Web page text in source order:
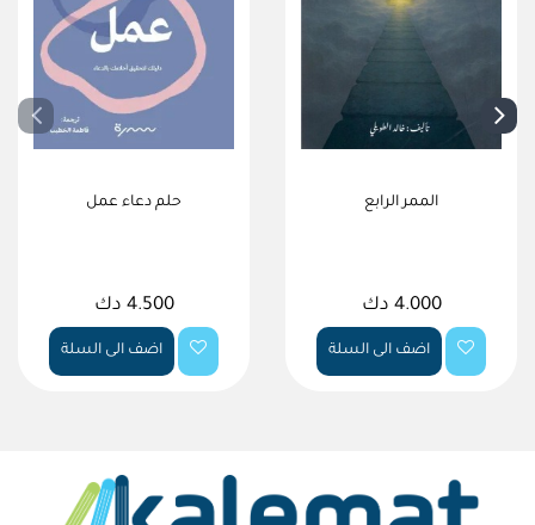
حلم دعاء عمل
4.500 دك
اضف الى السلة
الممر الرابع
4.000 دك
اضف الى السلة